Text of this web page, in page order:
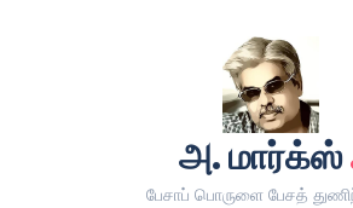
அ. மார்க்ஸ்
பேசாப் பொருளை பேசத்